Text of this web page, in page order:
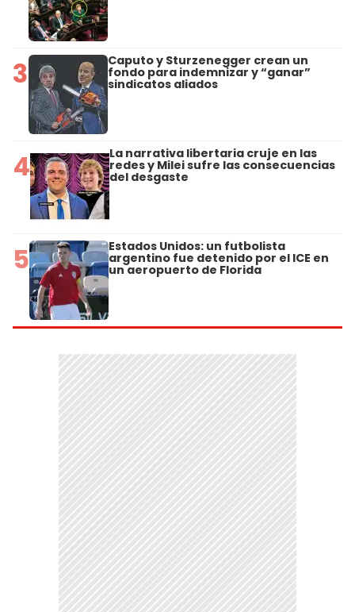
3 Caputo y Sturzenegger crean un
fondo para indemnizar y “ganar”
sindicatos aliados
4 La narrativa libertaria cruje en las
redes y Milei sufre las consecuencias
del desgaste
5 Estados Unidos: un futbolista
argentino fue detenido por el ICE en
un aeropuerto de Florida